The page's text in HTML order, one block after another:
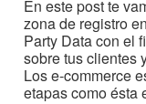
En este post te
zona de registro
Party Data con el
sobre tus clientes
Los e-commerce
etapas como